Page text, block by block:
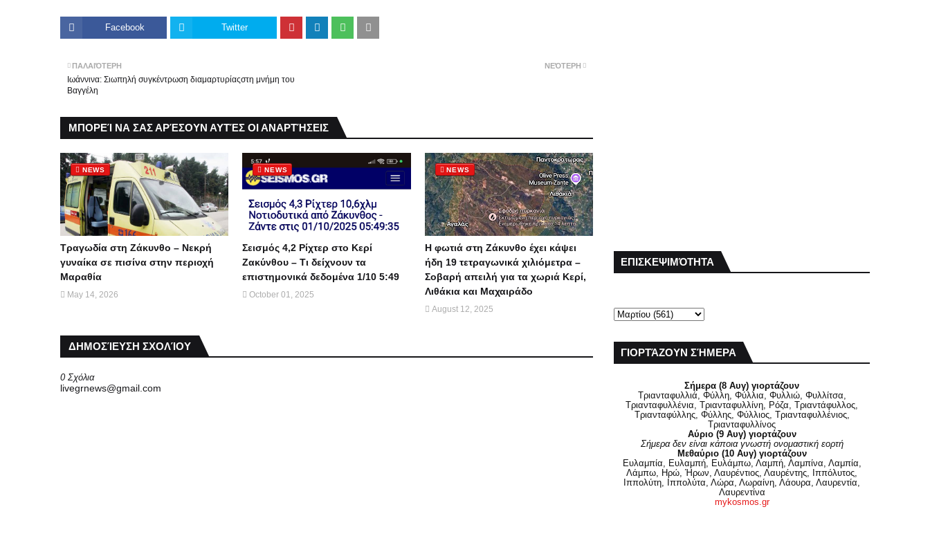
Facebook Twitter
ΝΕΌΤΕΡΗ
ΠΑΛΑΙΌΤΕΡΗ
Ιωάννινα: Σιωπηλή συγκέντρωση διαμαρτυρίαςστη μνήμη του
Βαγγέλη
ΜΠΟΡΕΊ ΝΑ ΣΑΣ ΑΡΈΣΟΥΝ ΑΥΤΈΣ ΟΙ ΑΝΑΡΤΉΣΕΙΣ
NEWS
Τραγωδία στη Ζάκυνθο – Νεκρή
γυναίκα σε πισίνα στην περιοχή
Μαραθία
May 14, 2026
NEWS
Σεισμός 4,2 Ρίχτερ στο Κερί
Ζακύνθου – Τι δείχνουν τα
επιστημονικά δεδομένα 1/10 5:49
October 01, 2025
NEWS
Η φωτιά στη Ζάκυνθο έχει κάψει
ήδη 19 τετραγωνικά χιλιόμετρα –
Σοβαρή απειλή για τα χωριά Κερί,
Λιθάκια και Μαχαιράδο
August 12, 2025
ΔΗΜΟΣΊΕΥΣΗ ΣΧΟΛΊΟΥ
0 Σχόλια
livegrnews@gmail.com
ΕΠΙΣΚΕΨΙΜΌΤΗΤΑ
ΓΙΟΡΤΆΖΟΥΝ ΣΉΜΕΡΑ
Σήμερα (8 Αυγ) γιορτάζουν
Τριανταφυλλιά, Φύλλη, Φύλλια, Φυλλιώ, Φυλλίτσα,
Τριανταφυλλένια, Τριανταφυλλίνη, Ρόζα, Τριαντάφυλλος,
Τριανταφύλλης, Φύλλης, Φύλλιος, Τριανταφυλλένιος,
Τριανταφυλλίνος
Αύριο (9 Αυγ) γιορτάζουν
Σήμερα δεν είναι κάποια γνωστή ονομαστική εορτή
Μεθαύριο (10 Αυγ) γιορτάζουν
Ευλαμπία, Ευλαμπή, Ευλάμπω, Λαμπή, Λαμπίνα, Λαμπία,
Λάμπω, Ηρώ, Ήρων, Λαυρέντιος, Λαυρέντης, Ιππόλυτος,
Ιππολύτη, Ιππολύτα, Λώρα, Λωραίνη, Λάουρα, Λαυρεντία,
Λαυρεντίνα
mykosmos.gr